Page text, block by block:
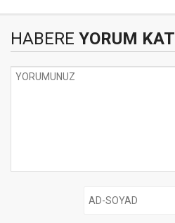
HABERE YORUM KAT